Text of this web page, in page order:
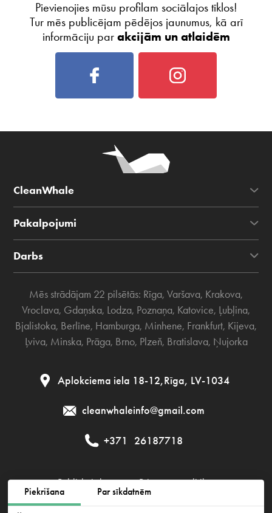
Piekrišana Par sīkdatnēm
Pievienojies mūsu profilam sociālajos tīklos!
Tur mēs publicējam pēdējos jaunumus, kā arī
informāciju par akcijām un atlaidēm
CleanWhale
Pakalpojumi
Darbs
Mēs strādājam 22 pilsētās: Rīga, Varšava, Krakova,
Vroclava, Gdaņska, Lodza, Poznaņa, Katovice, Ļubļina,
Bjalistoka, Berlīne, Hamburga, Minhene, Frankfurt, Kijeva,
Ļviva, Minska, Prāga, Brno, Plzeň, Bratislava, Ņujorka
Aplokciema iela 18-12,Rīga, LV-1034
cleanwhaleinfo@gmail.com
+371 26187718
Publiskais līgums Privātuma politika